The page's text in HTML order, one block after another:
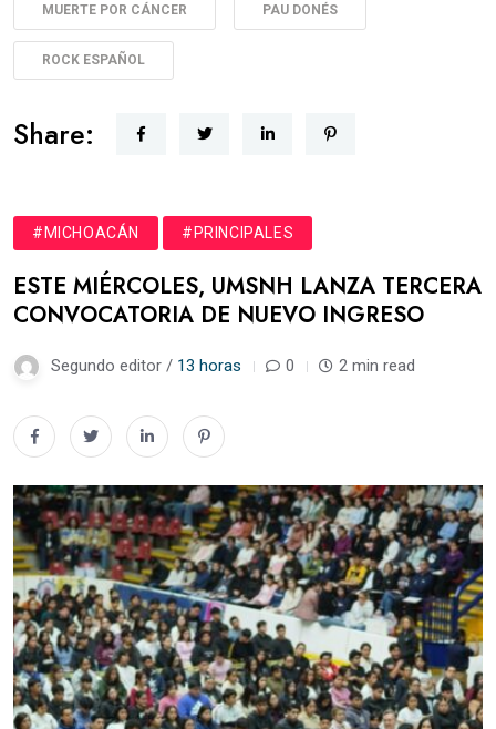
MUERTE POR CÁNCER PAU DONÉS
ROCK ESPAÑOL
Share:
#MICHOACÁN #PRINCIPALES
ESTE MIÉRCOLES, UMSNH LANZA TERCERA
CONVOCATORIA DE NUEVO INGRESO
Segundo editor / 13 horas 0 2 min read